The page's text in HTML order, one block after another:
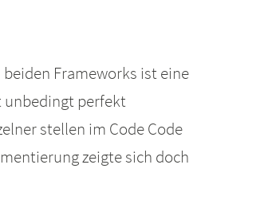
Frameworks ist eine
unbedingt perfekt
stellen im Code Code
zeigte sich doch